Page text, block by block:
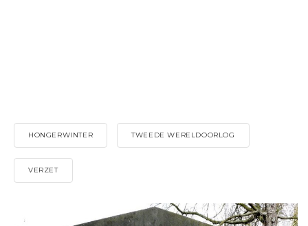
HONGERWINTER TWEEDE WERELDOORLOG
VERZET